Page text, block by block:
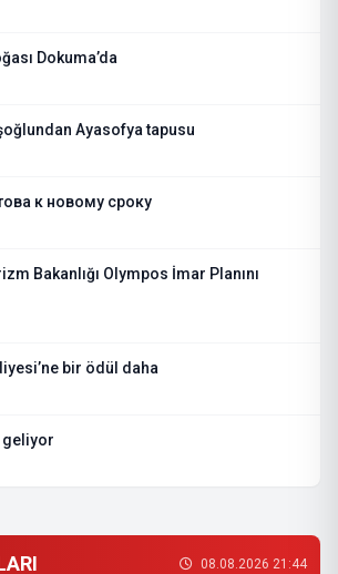
Dokuma’da
Ayasofya tapusu
к новому сроку
Bakanlığı Olympos İmar Planını
bir ödül daha
geliyor
08.08.2026 21:44